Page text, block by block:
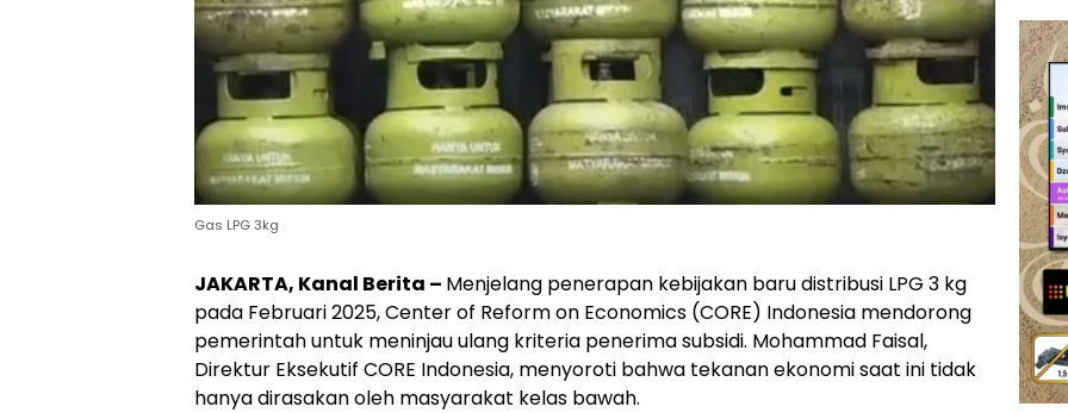
Gas LPG 3kg
JAKARTA, Kanal Berita – Menjelang penerapan kebijakan baru distribusi LPG 3 kg
pada Februari 2025, Center of Reform on Economics (CORE) Indonesia mendorong
pemerintah untuk meninjau ulang kriteria penerima subsidi. Mohammad Faisal,
Direktur Eksekutif CORE Indonesia, menyoroti bahwa tekanan ekonomi saat ini tidak
hanya dirasakan oleh masyarakat kelas bawah.